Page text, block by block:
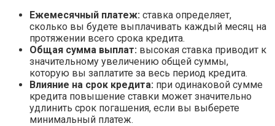
Ежемесячный платеж: ставка определяет,
сколько вы будете выплачивать каждый месяц на
протяжении всего срока кредита.
Общая сумма выплат: высокая ставка приводит к
значительному увеличению общей суммы,
которую вы заплатите за весь период кредита.
Влияние на срок кредита: при одинаковой сумме
кредита повышение ставки может значительно
удлинить срок погашения, если вы выберете
минимальный платеж.